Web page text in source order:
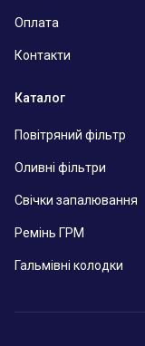
Оплата
Контакти
Каталог
Повітряний фільтр
Оливні фільтри
Свічки запалювання
Ремінь ГРМ
Гальмівні колодки